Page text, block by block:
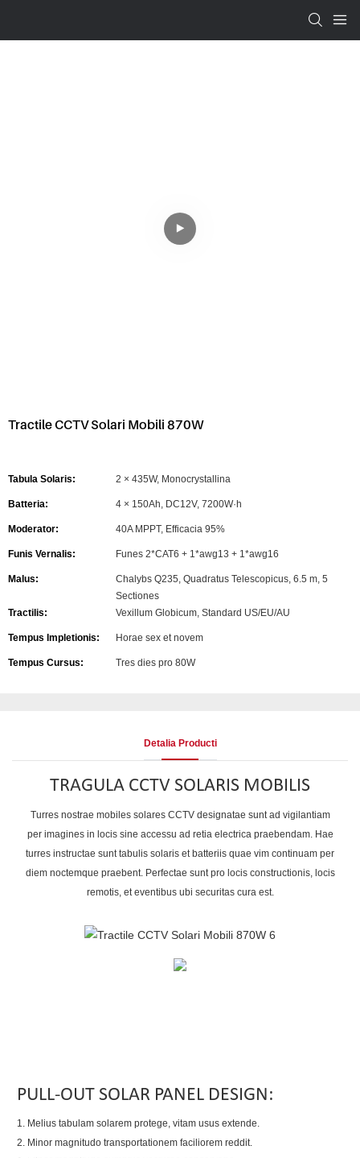
Tractile CCTV Solari Mobili 870W
Tabula Solaris: 2 × 435W, Monocrystallina
Batteria: 4 × 150Ah, DC12V, 7200W·h
Moderator: 40A MPPT, Efficacia 95%
Funis Vernalis: Funes 2*CAT6 + 1*awg13 + 1*awg16
Malus:
Chalybs Q235, Quadratus Telescopicus, 6.5 m, 5
Sectiones
Tractilis:
Vexillum Globicum, Standard US/EU/AU
Tempus Impletionis: Horae sex et novem
Tempus Cursus: Tres dies pro 80W
Detalia Producti
TRAGULA CCTV SOLARIS MOBILIS
Turres nostrae mobiles solares CCTV designatae sunt ad vigilantiam
per imagines in locis sine accessu ad retia electrica praebendam. Hae
turres instructae sunt tabulis solaris et batteriis quae vim continuam per
diem noctemque praebent. Perfectae sunt pro locis constructionis, locis
remotis, et eventibus ubi securitas cura est.
PULL-OUT SOLAR PANEL DESIGN:
1. Melius tabulam solarem protege, vitam usus extende.
2. Minor magnitudo transportationem faciliorem reddit.